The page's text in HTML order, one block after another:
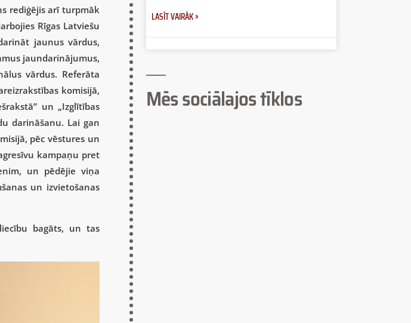
rediģējis arī turpmāk
Rīgas Latviešu
jaunus vārdus,
jaundarinājumus,
vārdus. Referāta
komisijā,
un „Izglītības
darināšanu. Lai gan
pēc vēstures un
kampaņu pret
un pēdējie viņa
un izvietošanas
bagāts, un tas
LASĪT VAIRĀK »
Mēs sociālajos tīklos